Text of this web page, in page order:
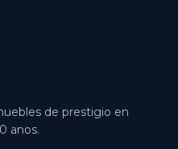
de prestigio en
anos.